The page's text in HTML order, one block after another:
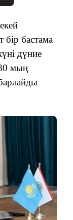
бастама
дүние
мың